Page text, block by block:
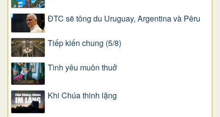
ĐTC sẽ tông du Uruguay, Argentina và Pêru
Tiếp kiến chung (5/8)
Tình yêu muôn thuở
Khi Chúa thinh lặng